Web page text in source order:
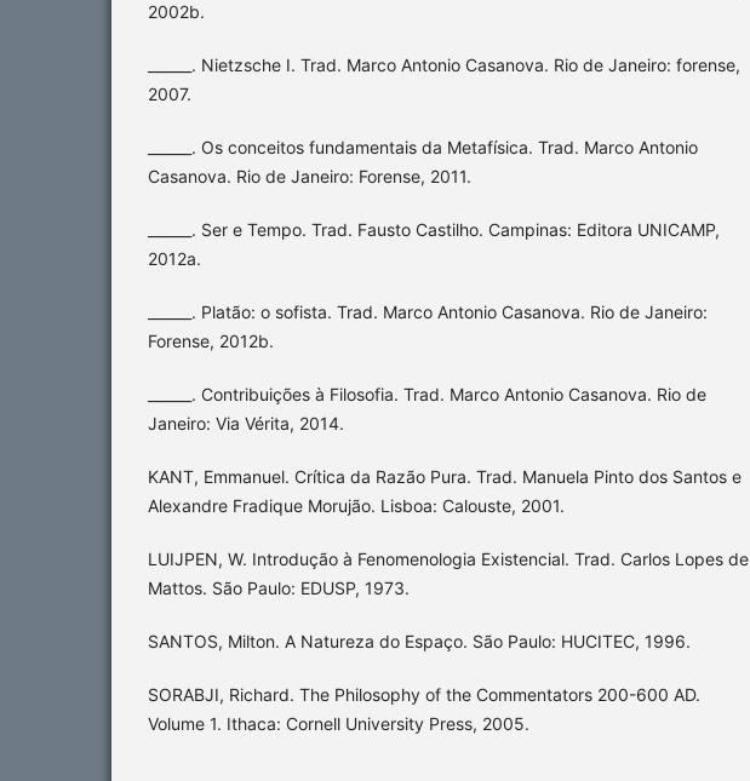
2002b.
______. Nietzsche I. Trad. Marco Antonio Casanova. Rio de Janeiro: forense,
2007.
______. Os conceitos fundamentais da Metafísica. Trad. Marco Antonio
Casanova. Rio de Janeiro: Forense, 2011.
______. Ser e Tempo. Trad. Fausto Castilho. Campinas: Editora UNICAMP,
2012a.
______. Platão: o sofista. Trad. Marco Antonio Casanova. Rio de Janeiro:
Forense, 2012b.
______. Contribuições à Filosofia. Trad. Marco Antonio Casanova. Rio de
Janeiro: Via Vérita, 2014.
KANT, Emmanuel. Crítica da Razão Pura. Trad. Manuela Pinto dos Santos e
Alexandre Fradique Morujão. Lisboa: Calouste, 2001.
LUIJPEN, W. Introdução à Fenomenologia Existencial. Trad. Carlos Lopes de
Mattos. São Paulo: EDUSP, 1973.
SANTOS, Milton. A Natureza do Espaço. São Paulo: HUCITEC, 1996.
SORABJI, Richard. The Philosophy of the Commentators 200-600 AD.
Volume 1. Ithaca: Cornell University Press, 2005.